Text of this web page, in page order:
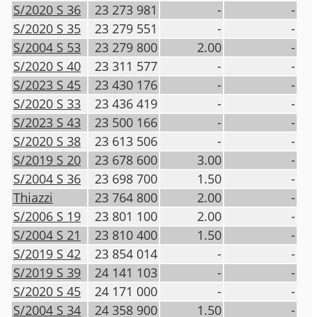
S/2020 S 36
23 273 981 -
-
S/2020 S 35
23 279 551 -
-
S/2004 S 53
23 279 800 2.00
-
S/2020 S 40
23 311 577 -
-
S/2023 S 45
23 430 176 -
-
S/2020 S 33
23 436 419 -
-
S/2023 S 43
23 500 166 -
-
S/2020 S 38
23 613 506 -
-
S/2019 S 20
23 678 600 3.00
-
S/2004 S 36
23 698 700 1.50
-
Thiazzi
23 764 800 2.00
-
S/2006 S 19
23 801 100 2.00
-
S/2004 S 21
23 810 400 1.50
-
S/2019 S 42
23 854 014 -
-
S/2019 S 39
24 141 103 -
-
S/2020 S 45
24 171 000 -
-
S/2004 S 34
24 358 900 1.50
-